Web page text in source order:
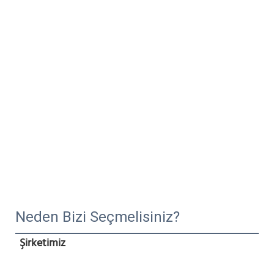
Neden Bizi Seçmelisiniz?
Şirketimiz